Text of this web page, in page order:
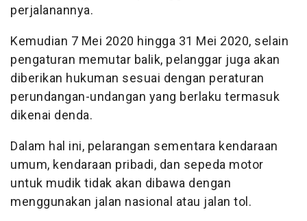
perjalanannya.
Kemudian 7 Mei 2020 hingga 31 Mei 2020, selain
pengaturan memutar balik, pelanggar juga akan
diberikan hukuman sesuai dengan peraturan
perundangan-undangan yang berlaku termasuk
dikenai denda.
Dalam hal ini, pelarangan sementara kendaraan
umum, kendaraan pribadi, dan sepeda motor
untuk mudik tidak akan dibawa dengan
menggunakan jalan nasional atau jalan tol.